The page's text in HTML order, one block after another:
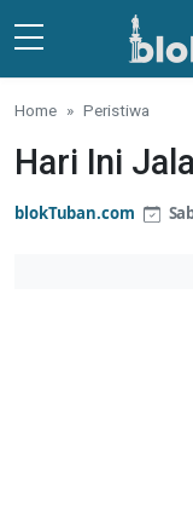
Skip to main content
Home Peristiwa
Hari Ini
blokTuban.com